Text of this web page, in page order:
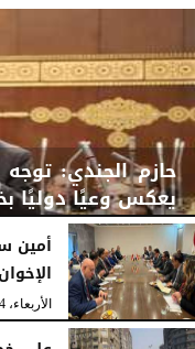
حازم الجندي:
يعكس وعيًا دوليًا
الأربعاء، 14 يناير 2026 05:14 صـ
أمين
الأربعاء، 14 يناير 2026